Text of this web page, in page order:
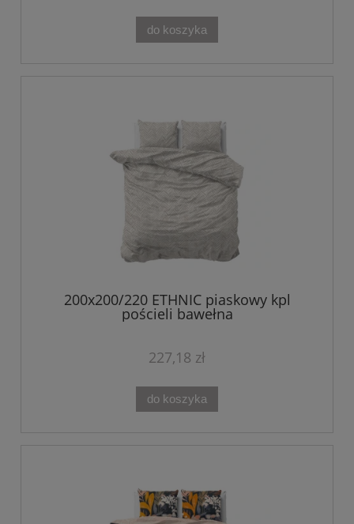
do koszyka
200x200/220 ETHNIC piaskowy kpl
pościeli bawełna
227,18 zł
do koszyka